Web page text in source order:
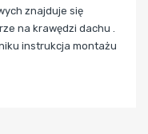
znajduje się
na krawędzi dachu .
instrukcja montażu